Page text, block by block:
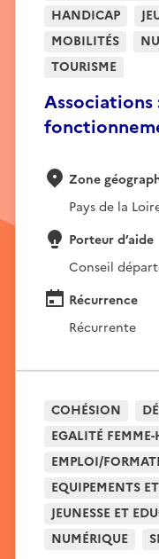
Associations
HANDICAP
MOBILITÉS
TOURISME
Zone
Pays de la
Porteur d’aide
Conseil
Récurrence
Récurrente
COHÉSION
EGALITÉ
EMPLOI/
EQUIPEMENTS
JEUNESSE ET
NUMÉRIQUE